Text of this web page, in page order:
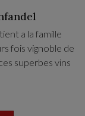
a la famille
fois vignoble de
superbes vins